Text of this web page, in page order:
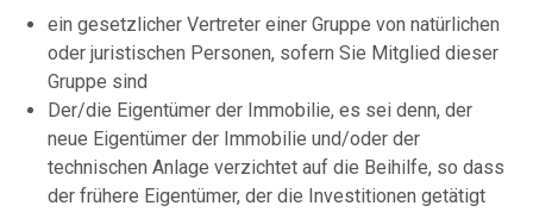
ein gesetzlicher Vertreter einer Gruppe von natürlichen
oder juristischen Personen, sofern Sie Mitglied dieser
Gruppe sind
Der/die Eigentümer der Immobilie, es sei denn, der
neue Eigentümer der Immobilie und/oder der
technischen Anlage verzichtet auf die Beihilfe, so dass
der frühere Eigentümer, der die Investitionen getätigt